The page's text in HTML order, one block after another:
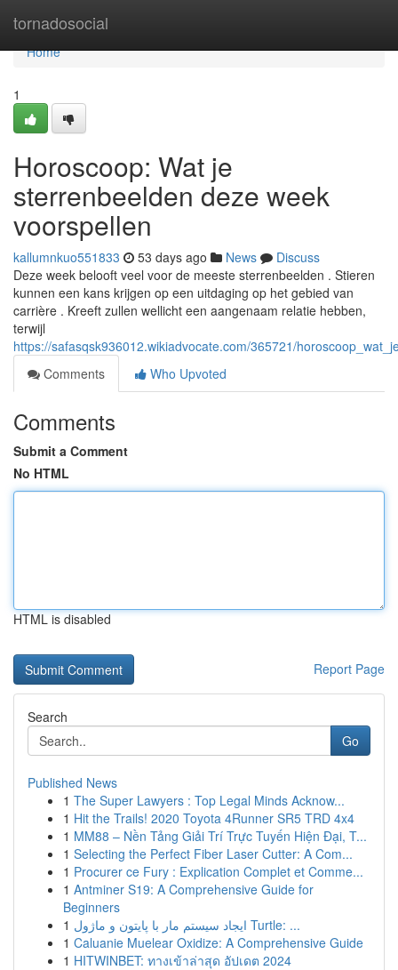
tornadosocial
Home
Home
1
Horoscoop: Wat je
sterrenbeelden deze week
voorspellen
kallumnkuo551833 53 days ago News
Discuss
Deze week belooft veel voor de meeste sterrenbeelden . Stieren
kunnen een kans krijgen op een uitdaging op het gebied van
carrière . Kreeft zullen wellicht een aangenaam relatie hebben,
terwijl
https://safasqsk936012.wikiadvocate.com/365721/
Comments
Who Upvoted
Comments
Submit a Comment
No HTML
HTML is disabled
Report Page
Search
Go
Published News
1 The Super Lawyers : Top Legal Minds Acknow...
1 Hit the Trails! 2020 Toyota 4Runner SR5 TRD 4x4
1 MM88 – Nền Tảng Giải Trí Trực Tuyến Hiện Đại, T...
1 Selecting the Perfect Fiber Laser Cutter: A Com...
1 Procurer ce Fury : Explication Complet et Comme...
1 Antminer S19: A Comprehensive Guide for
Beginners
1
ایجاد سیستم مار با پایتون و ماژول Turtle: ...
1 Caluanie Muelear Oxidize: A Comprehensive Guide
1 HITWINBET: ทางเข้าล่าสุด อัปเดต 2024